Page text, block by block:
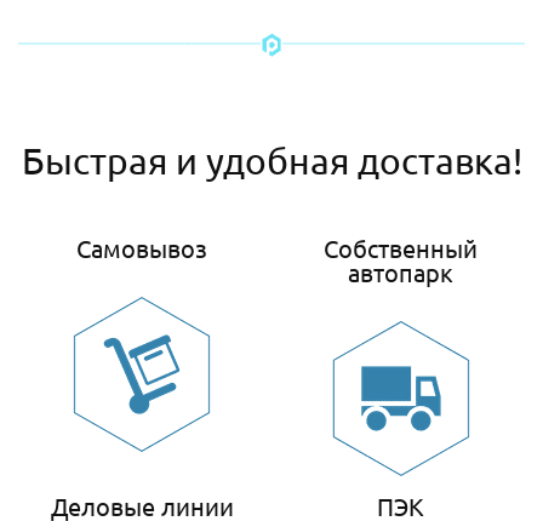
Быстрая и удобная доставка!
Самовывоз
Собственный
автопарк
Деловые линии ПЭК